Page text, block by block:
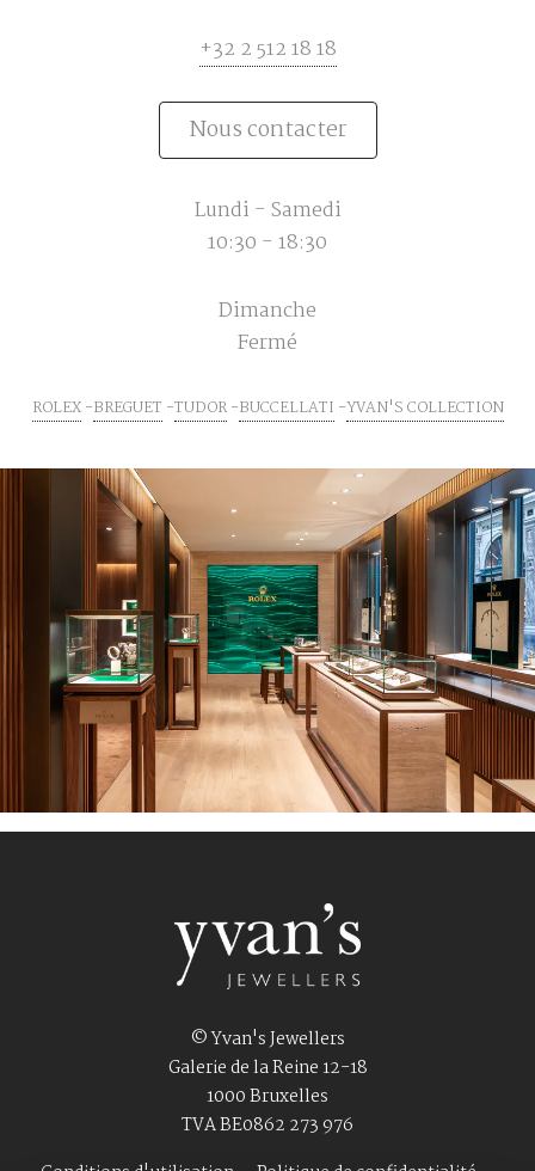
+32 2 512 18 18
Nous contacter
Lundi - Samedi
10:30 - 18:30
Dimanche
Fermé
ROLEX BREGUET TUDOR BUCCELLATI YVAN'S COLLECTION
© Yvan's Jewellers
Galerie de la Reine 12-18
1000 Bruxelles
TVA BE0862 273 976